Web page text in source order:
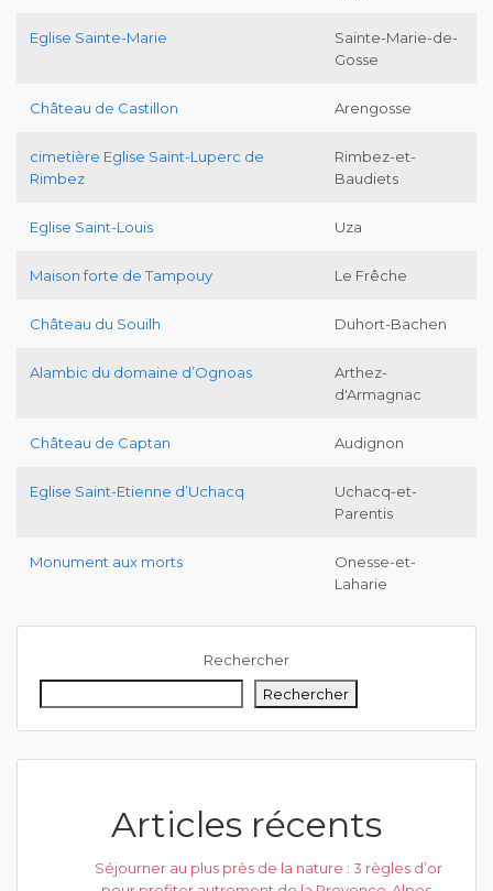
Eglise Sainte-Marie
Sainte-Marie-de-
Gosse
Château de Castillon Arengosse
cimetière Eglise Saint-Luperc de
Rimbez
Rimbez-et-
Baudiets
Eglise Saint-Louis Uza
Maison forte de Tampouy Le Frêche
Château du Souilh Duhort-Bachen
Alambic du domaine d’Ognoas
Arthez-
d'Armagnac
Château de Captan Audignon
Eglise Saint-Etienne d’Uchacq
Uchacq-et-
Parentis
Monument aux morts
Onesse-et-
Laharie
Rechercher
Rechercher
Articles récents
Séjourner au plus près de la nature : 3 règles d’or